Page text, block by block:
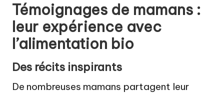
Témoignages de mamans :
leur expérience avec
l’alimentation bio
Des récits inspirants
De nombreuses mamans partagent leur